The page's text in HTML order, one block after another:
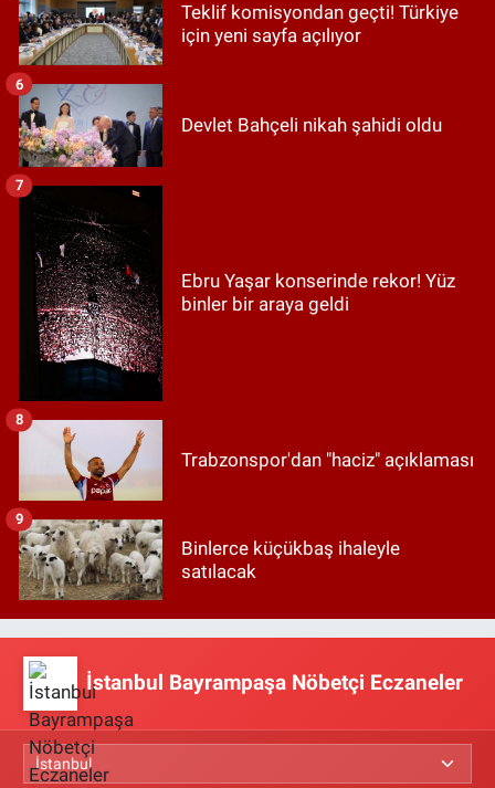
Teklif komisyondan geçti! Türkiye
için yeni sayfa açılıyor
Devlet Bahçeli nikah şahidi oldu
6
Ebru Yaşar konserinde rekor! Yüz
binler bir araya geldi
7
Trabzonspor'dan "haciz" açıklaması
8
Binlerce küçükbaş ihaleyle
satılacak
9
İstanbul Bayrampaşa Nöbetçi Eczaneler